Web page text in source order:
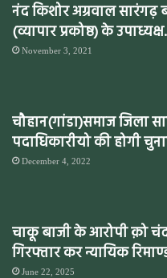
नंद किशोर अग्रवाल सारंगढ़
(व्यापार प्रकोष्ठ) के
November 3, 2021
चौहान(गांडा)समाज जिला
पदाधिकारीयो की होगी
December 4, 2022
चाकू बाजी के आरोपी क़ो
गिरफ्तार कर न्यायिक
June 22, 2025